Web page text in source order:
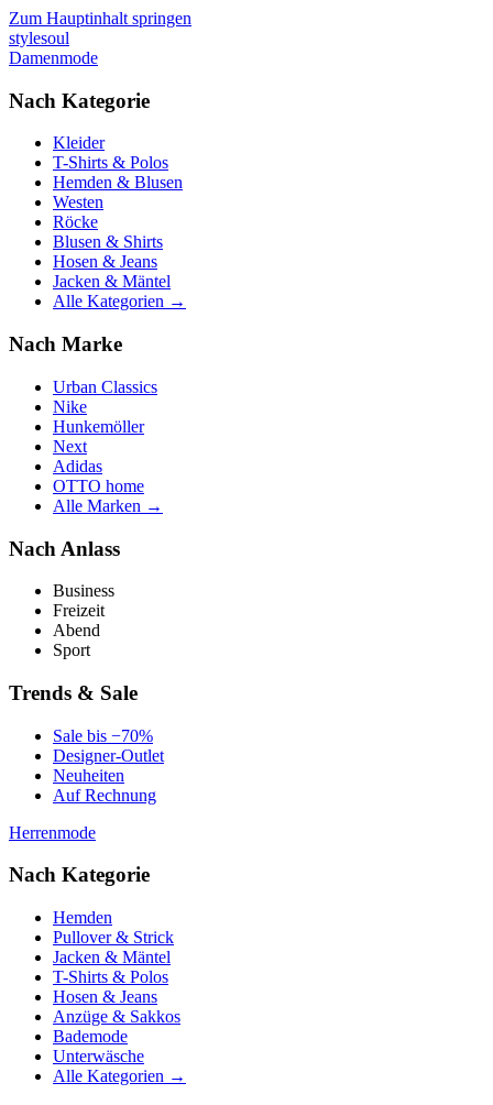
Zum Hauptinhalt springen
stylesoul
Damenmode
Nach Kategorie
Kleider
T-Shirts & Polos
Hemden & Blusen
Westen
Röcke
Blusen & Shirts
Hosen & Jeans
Jacken & Mäntel
Alle Kategorien →
Nach Marke
Urban Classics
Nike
Hunkemöller
Next
Adidas
OTTO home
Alle Marken →
Nach Anlass
Business
Freizeit
Abend
Sport
Trends & Sale
Sale bis −70%
Designer-Outlet
Neuheiten
Auf Rechnung
Herrenmode
Nach Kategorie
Hemden
Pullover & Strick
Jacken & Mäntel
T-Shirts & Polos
Hosen & Jeans
Anzüge & Sakkos
Bademode
Unterwäsche
Alle Kategorien →